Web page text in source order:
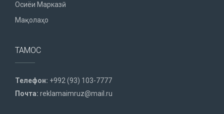
Осиёи Марказӣ
Мақолаҳо
ТАМОС
Телефон: +992 (93) 103-7777
Почта: reklamaimruz@mail.ru